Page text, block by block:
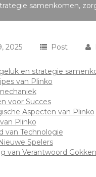
samenkomen,
2025 Post
en strategie
van Plinko
voor Succes
Aspecten van Plinko
Plinko
van Technologie
Spelers
van Verantwoord Gokken